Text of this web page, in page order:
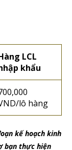
LCL
khẩu
lô hàng
kế hoạch kinh
bạn thực hiện